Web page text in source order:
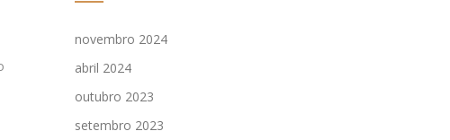
novembro 2024
abril 2024
outubro 2023
setembro 2023